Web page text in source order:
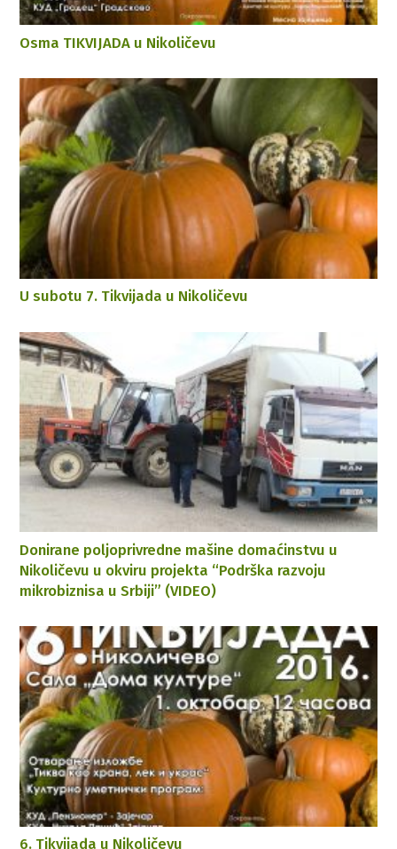
Osma TIKVIJADA u Nikoličevu
U subotu 7. Tikvijada u Nikoličevu
Donirane poljoprivredne mašine domaćinstvu u
Nikoličevu u okviru projekta “Podrška razvoju
mikrobiznisa u Srbiji” (VIDEO)
6. Tikvijada u Nikoličevu